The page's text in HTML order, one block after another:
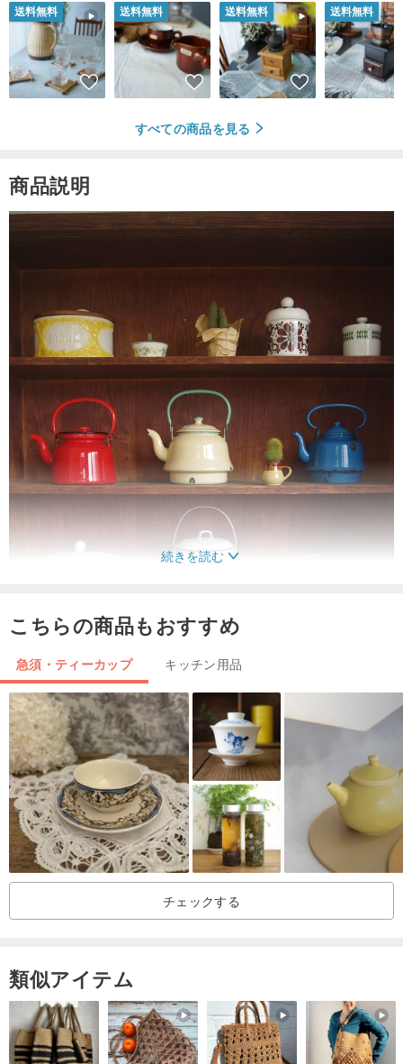
送料無料 送料無料 送料無料 送料無料
すべての商品を見る
商品説明
名前：ノルウェー製ヴィンテージFiggjoフリントFF蓋付きの深皿皿
陶器
材質：セラミックセラミック
輸入国：ノルウェー
続きを読む
こちらの商品もおすすめ
急須・ティーカップ キッチン用品
チェックする
類似アイテム